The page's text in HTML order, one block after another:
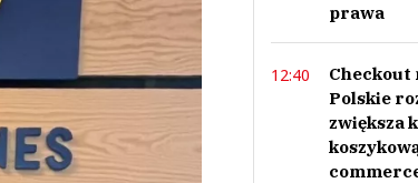
prawa
12:40
Checkout
Polskie
zwiększa